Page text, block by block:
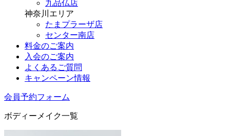
九品仏店
神奈川エリア
たまプラーザ店
センター南店
料金のご案内
入会のご案内
よくあるご質問
キャンペーン情報
会員予約フォーム
ボディーメイク一覧